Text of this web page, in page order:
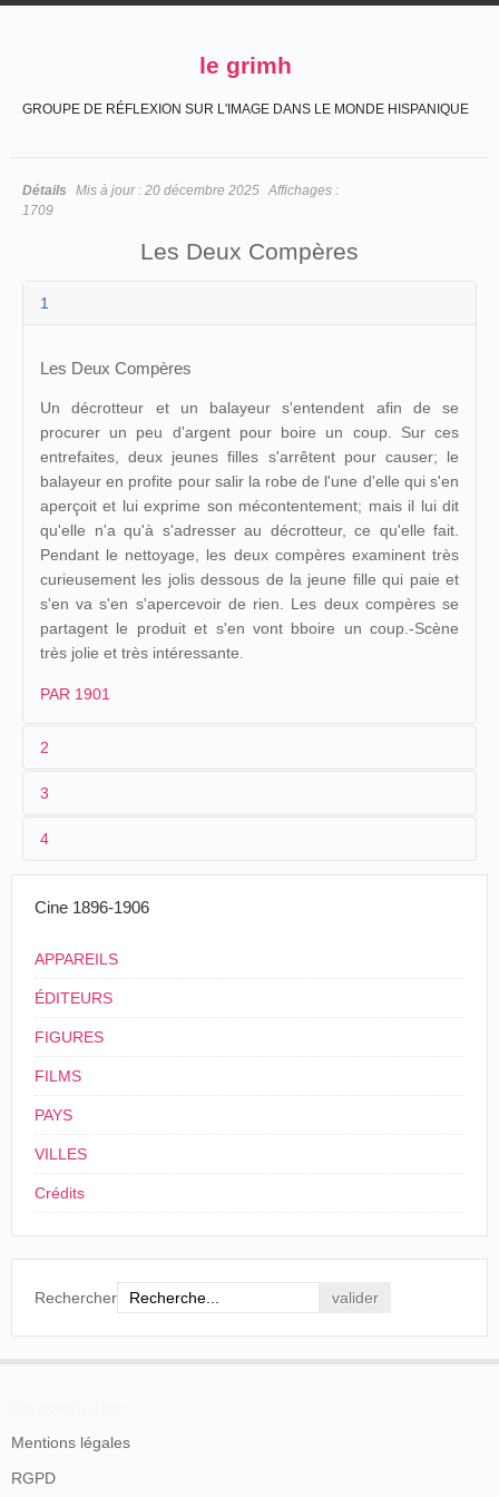
le grimh
GROUPE DE RÉFLEXION SUR L'IMAGE DANS LE MONDE HISPANIQUE
Détails Mis à jour : 20 décembre 2025 Affichages :
1709
Les Deux Compères
1
Les Deux Compères
Un décrotteur et un balayeur s'entendent afin de se
procurer un peu d'argent pour boire un coup. Sur ces
entrefaites, deux jeunes filles s'arrêtent pour causer; le
balayeur en profite pour salir la robe de l'une d'elle qui s'en
aperçoit et lui exprime son mécontentement; mais il lui dit
qu'elle n'a qu'à s'adresser au décrotteur, ce qu'elle fait.
Pendant le nettoyage, les deux compères examinent très
curieusement les jolis dessous de la jeune fille qui paie et
s'en va s'en s'apercevoir de rien. Les deux compères se
partagent le produit et s'en vont bboire un coup.-Scène
très jolie et très intéressante.
PAR 1901
2
1
2
3
≤ 1901
4
France
3
Alger.
(Salle Excelsior)
Compères
4
Cine 1896-1906
APPAREILS
ÉDITEURS
FIGURES
FILMS
PAYS
VILLES
Crédits
Rechercher
Mentions légales
RGPD